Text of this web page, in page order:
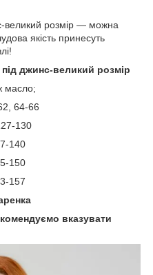
великий розмір — можна
якість принесуть
джинс-великий розмір
масло;
64-66
130
140
150
157
вказувати